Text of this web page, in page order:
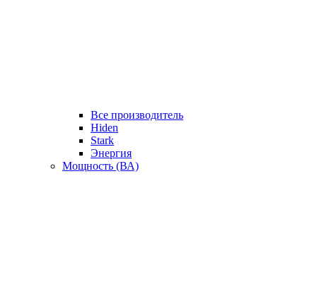
Все производитель
Hiden
Stark
Энергия
Мощность (ВА)